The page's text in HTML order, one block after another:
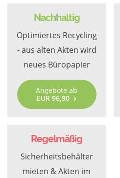
Nachhaltig
Optimiertes Recycling
- aus alten Akten wird
neues Büropapier
Angebote ab
EUR 96,90
Regelmäßig
Sicherheitsbehälter
mieten & Akten im